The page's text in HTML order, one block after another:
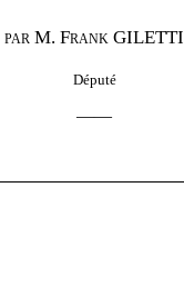
PAR M. Frank GILETTI
Député
——